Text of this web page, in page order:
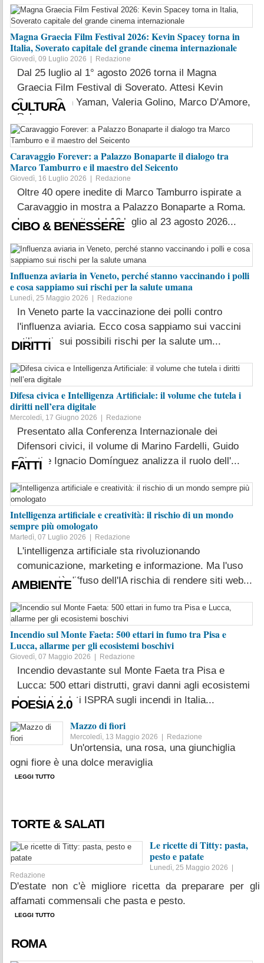
LEGGI TUTTO
Magna Graecia Film Festival 2026: Kevin Spacey torna in
Italia, Soverato capitale del grande cinema internazionale
Giovedì, 09 Luglio 2026 | Redazione
Dal 25 luglio al 1° agosto 2026 torna il Magna
Graecia Film Festival di Soverato. Attesi Kevin
Spacey, Can Yaman, Valeria Golino, Marco D'Amore,
Rober...
LEGGI TUTTO
CULTURA
Caravaggio Forever: a Palazzo Bonaparte il dialogo tra
Marco Tamburro e il maestro del Seicento
Giovedì, 16 Luglio 2026 | Redazione
Oltre 40 opere inedite di Marco Tamburro ispirate a
Caravaggio in mostra a Palazzo Bonaparte a Roma.
Ingresso gratuito dal 16 luglio al 23 agosto 2026...
CIBO & BENESSERE
Influenza aviaria in Veneto, perché stanno vaccinando i polli
e cosa sappiamo sui rischi per la salute umana
Lunedì, 25 Maggio 2026 | Redazione
In Veneto parte la vaccinazione dei polli contro
l'influenza aviaria. Ecco cosa sappiamo sui vaccini
utilizzati, sui possibili rischi per la salute um...
DIRITTI
Difesa civica e Intelligenza Artificiale: il volume che tutela i
diritti nell’era digitale
Mercoledì, 17 Giugno 2026 | Redazione
Presentato alla Conferenza Internazionale dei
Difensori civici, il volume di Marino Fardelli, Guido
Giusti e Ignacio Domínguez analizza il ruolo dell'...
FATTI
Intelligenza artificiale e creatività: il rischio di un mondo
sempre più omologato
Martedì, 07 Luglio 2026 | Redazione
L'intelligenza artificiale sta rivoluzionando
comunicazione, marketing e informazione. Ma l'uso
sempre più diffuso dell'IA rischia di rendere siti web...
AMBIENTE
Incendio sul Monte Faeta: 500 ettari in fumo tra Pisa e
Lucca, allarme per gli ecosistemi boschivi
Giovedì, 07 Maggio 2026 | Redazione
Incendio devastante sul Monte Faeta tra Pisa e
Lucca: 500 ettari distrutti, gravi danni agli ecosistemi
boschivi. I dati ISPRA sugli incendi in Italia...
POESIA 2.0
Mazzo di fiori
Mercoledì, 13 Maggio 2026 | Redazione
Un'ortensia, una rosa, una giunchiglia
ogni fiore è una dolce meraviglia
LEGGI TUTTO
TORTE & SALATI
Le ricette di Titty: pasta,
pesto e patate
Lunedì, 25 Maggio 2026 |
Redazione
D'estate non c'è migliore ricetta da preparare per gli
affamati commensali che pasta e pesto.
LEGGI TUTTO
ROMA